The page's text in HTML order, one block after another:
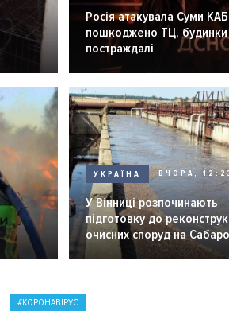
Росія атакувала Суми
пошкоджено ТЦ, будинки
постраждалі
УКРАЇНА ВЧОРА,
У Вінниці розпочинають
підготовку до
очисних споруд на
мер Вінниці.
КОРОНАВІРУС